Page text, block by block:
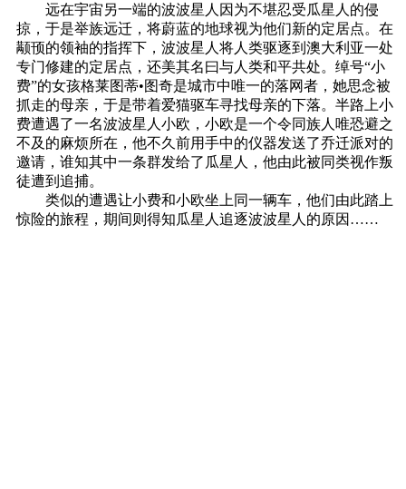
远在宇宙另一端的波波星人因为不堪忍受瓜星人的侵
掠，于是举族远迁，将蔚蓝的地球视为他们新的定居点。在
颟顸的领袖的指挥下，波波星人将人类驱逐到澳大利亚一处
专门修建的定居点，还美其名曰与人类和平共处。绰号“小
费”的女孩格莱图蒂•图奇是城市中唯一的落网者，她思念被
抓走的母亲，于是带着爱猫驱车寻找母亲的下落。半路上小
费遭遇了一名波波星人小欧，小欧是一个令同族人唯恐避之
不及的麻烦所在，他不久前用手中的仪器发送了乔迁派对的
邀请，谁知其中一条群发给了瓜星人，他由此被同类视作叛
徒遭到追捕。
类似的遭遇让小费和小欧坐上同一辆车，他们由此踏上
惊险的旅程，期间则得知瓜星人追逐波波星人的原因……